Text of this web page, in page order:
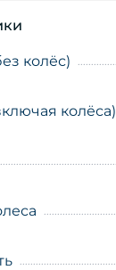
колёс)
колёса)